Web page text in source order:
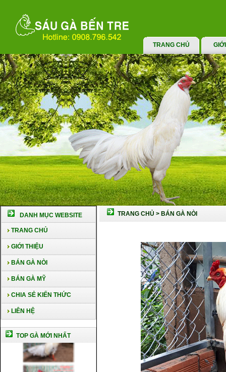
TRANG CHỦ
DANH MỤC WEBSITE
TRANG CHỦ
GIỚI THIỆU
BÁN GÀ NÒI
BÁN GÀ MỸ
CHIA SẺ KIẾN THỨC
LIÊN HỆ
TOP GÀ MỚI NHẤT
TRANG CHỦ > BÁN GÀ NÒI